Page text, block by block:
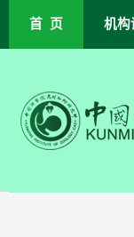
首 页 机构